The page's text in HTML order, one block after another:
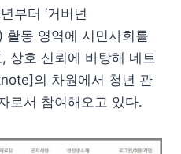
부터 ‘거버넌
동 영역에 시민사회를
상호 신뢰에 바탕해 네트
의 차원에서 청년 관
로서 참여해오고 있다.